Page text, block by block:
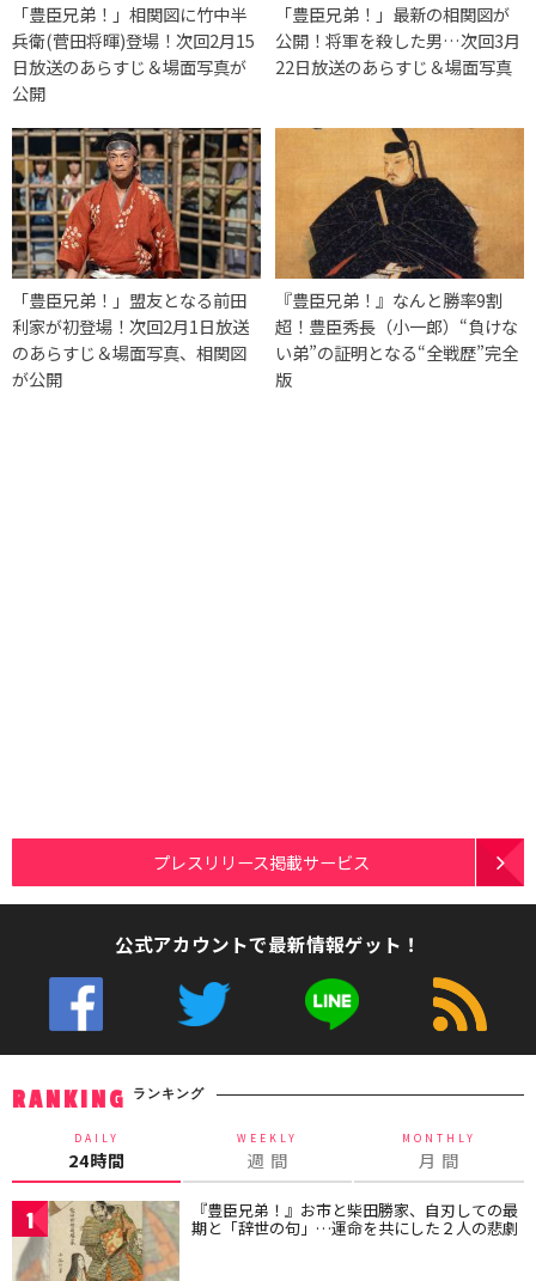
「豊臣兄弟！」相関図に竹中半
兵衛(菅田将暉)登場！次回2月15
日放送のあらすじ＆場面写真が
公開
「豊臣兄弟！」最新の相関図が
公開！将軍を殺した男…次回3月
22日放送のあらすじ＆場面写真
「豊臣兄弟！」盟友となる前田
利家が初登場！次回2月1日放送
のあらすじ＆場面写真、相関図
が公開
『豊臣兄弟！』なんと勝率9割
超！豊臣秀長（小一郎）“負けな
い弟”の証明となる“全戦歴”完全
版
プレスリリース掲載サービス
公式アカウントで最新情報ゲット！
RANKING ランキング
DAILY
24時間
WEEKLY
週 間
MONTHLY
月 間
1 『豊臣兄弟！』お市と柴田勝家、自刃しての最
期と「辞世の句」…運命を共にした２人の悲劇